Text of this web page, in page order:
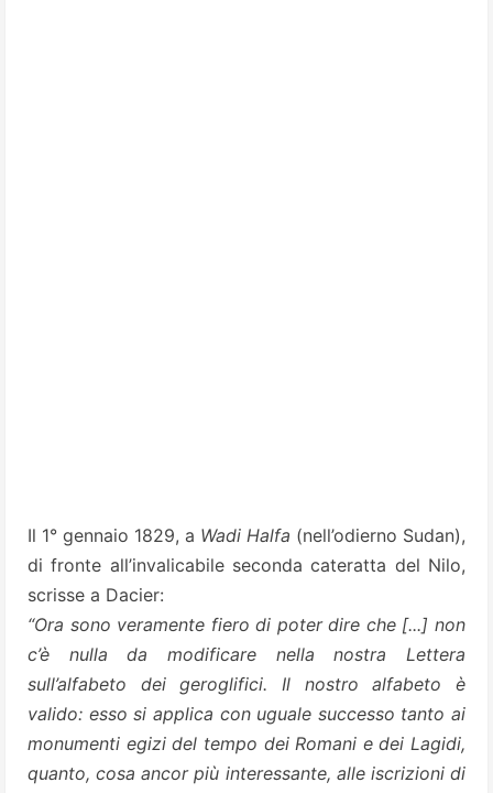
Il 1° gennaio 1829, a Wadi Halfa (nell’odierno Sudan),
di fronte all’invalicabile seconda cateratta del Nilo,
scrisse a Dacier:
“Ora sono veramente fiero di poter dire che [...] non
c’è nulla da modificare nella nostra Lettera
sull’alfabeto dei geroglifici. Il nostro alfabeto è
valido: esso si applica con uguale successo tanto ai
monumenti egizi del tempo dei Romani e dei Lagidi,
quanto, cosa ancor più interessante, alle iscrizioni di